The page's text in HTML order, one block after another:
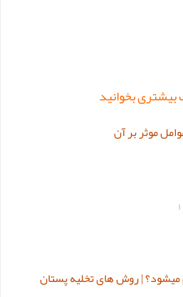
بیشتری بخوانید
موثر بر آن
میشود؟ | روش های تخلیه پستان